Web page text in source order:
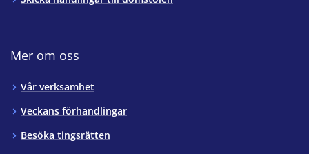
Mer om oss
Vår verksamhet
Veckans förhandlingar
Besöka tingsrätten